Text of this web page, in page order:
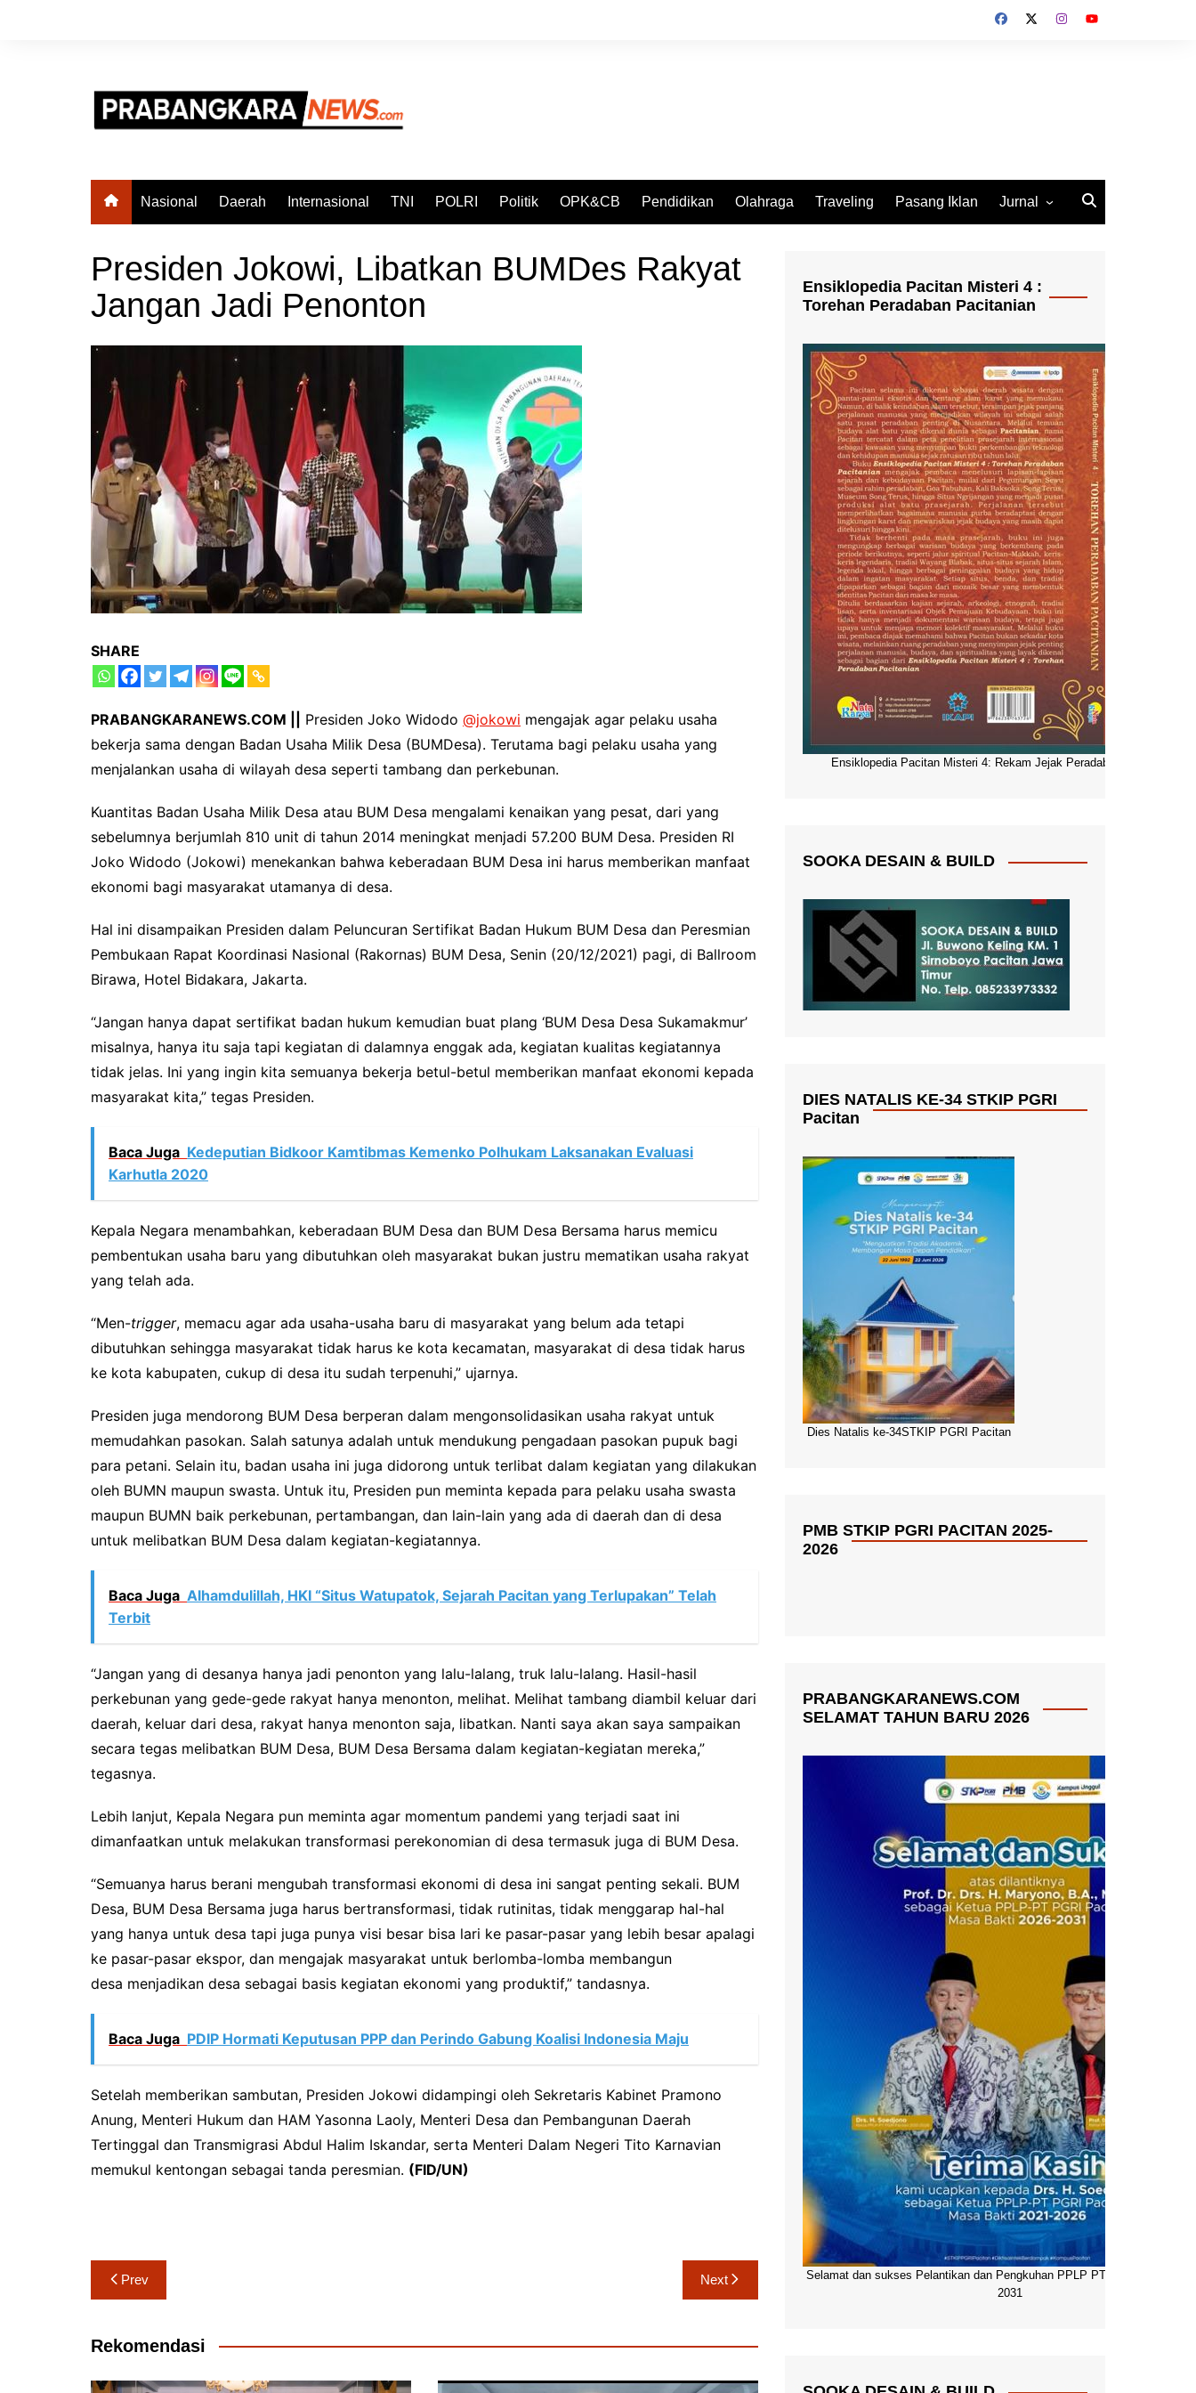
Nasional Daerah Internasional TNI POLRI Politik OPK&CB Pendidikan Olahraga Traveling Pasang Iklan Jurnal
Presiden Jokowi, Libatkan BUMDes Rakyat
Jangan Jadi Penonton
SHARE
PRABANGKARANEWS.COM || Presiden Joko Widodo @jokowi mengajak agar pelaku usaha
bekerja sama dengan Badan Usaha Milik Desa (BUMDesa). Terutama bagi pelaku usaha yang
menjalankan usaha di wilayah desa seperti tambang dan perkebunan.
Kuantitas Badan Usaha Milik Desa atau BUM Desa mengalami kenaikan yang pesat, dari yang
sebelumnya berjumlah 810 unit di tahun 2014 meningkat menjadi 57.200 BUM Desa. Presiden RI
Joko Widodo (Jokowi) menekankan bahwa keberadaan BUM Desa ini harus memberikan manfaat
ekonomi bagi masyarakat utamanya di desa.
Hal ini disampaikan Presiden dalam Peluncuran Sertifikat Badan Hukum BUM Desa dan Peresmian
Pembukaan Rapat Koordinasi Nasional (Rakornas) BUM Desa, Senin (20/12/2021) pagi, di Ballroom
Birawa, Hotel Bidakara, Jakarta.
“Jangan hanya dapat sertifikat badan hukum kemudian buat plang ‘BUM Desa Desa Sukamakmur’
misalnya, hanya itu saja tapi kegiatan di dalamnya enggak ada, kegiatan kualitas kegiatannya
tidak jelas. Ini yang ingin kita semuanya bekerja betul-betul memberikan manfaat ekonomi kepada
masyarakat kita,” tegas Presiden.
Baca Juga Kedeputian Bidkoor Kamtibmas Kemenko Polhukam Laksanakan Evaluasi
Karhutla 2020
Kepala Negara menambahkan, keberadaan BUM Desa dan BUM Desa Bersama harus memicu
pembentukan usaha baru yang dibutuhkan oleh masyarakat bukan justru mematikan usaha rakyat
yang telah ada.
“Men-trigger, memacu agar ada usaha-usaha baru di masyarakat yang belum ada tetapi
dibutuhkan sehingga masyarakat tidak harus ke kota kecamatan, masyarakat di desa tidak harus
ke kota kabupaten, cukup di desa itu sudah terpenuhi,” ujarnya.
Presiden juga mendorong BUM Desa berperan dalam mengonsolidasikan usaha rakyat untuk
memudahkan pasokan. Salah satunya adalah untuk mendukung pengadaan pasokan pupuk bagi
para petani. Selain itu, badan usaha ini juga didorong untuk terlibat dalam kegiatan yang dilakukan
oleh BUMN maupun swasta. Untuk itu, Presiden pun meminta kepada para pelaku usaha swasta
maupun BUMN baik perkebunan, pertambangan, dan lain-lain yang ada di daerah dan di desa
untuk melibatkan BUM Desa dalam kegiatan-kegiatannya.
Baca Juga Alhamdulillah, HKI “Situs Watupatok, Sejarah Pacitan yang Terlupakan” Telah
Terbit
“Jangan yang di desanya hanya jadi penonton yang lalu-lalang, truk lalu-lalang. Hasil-hasil
perkebunan yang gede-gede rakyat hanya menonton, melihat. Melihat tambang diambil keluar dari
daerah, keluar dari desa, rakyat hanya menonton saja, libatkan. Nanti saya akan saya sampaikan
secara tegas melibatkan BUM Desa, BUM Desa Bersama dalam kegiatan-kegiatan mereka,”
tegasnya.
Lebih lanjut, Kepala Negara pun meminta agar momentum pandemi yang terjadi saat ini
dimanfaatkan untuk melakukan transformasi perekonomian di desa termasuk juga di BUM Desa.
“Semuanya harus berani mengubah transformasi ekonomi di desa ini sangat penting sekali. BUM
Desa, BUM Desa Bersama juga harus bertransformasi, tidak rutinitas, tidak menggarap hal-hal
yang hanya untuk desa tapi juga punya visi besar bisa lari ke pasar-pasar yang lebih besar apalagi
ke pasar-pasar ekspor, dan mengajak masyarakat untuk berlomba-lomba membangun
desa menjadikan desa sebagai basis kegiatan ekonomi yang produktif,” tandasnya.
Baca Juga PDIP Hormati Keputusan PPP dan Perindo Gabung Koalisi Indonesia Maju
Setelah memberikan sambutan, Presiden Jokowi didampingi oleh Sekretaris Kabinet Pramono
Anung, Menteri Hukum dan HAM Yasonna Laoly, Menteri Desa dan Pembangunan Daerah
Tertinggal dan Transmigrasi Abdul Halim Iskandar, serta Menteri Dalam Negeri Tito Karnavian
memukul kentongan sebagai tanda peresmian. (FID/UN)
Navigasi
pos
Prev Next
Rekomendasi
Ensiklopedia Pacitan Misteri 4 :
Torehan Peradaban Pacitanian
Ensiklopedia Pacitan Misteri 4: Rekam Jejak Peradaban Dunia
SOOKA DESAIN & BUILD
DIES NATALIS KE-34 STKIP PGRI
Pacitan
Dies Natalis ke-34STKIP PGRI Pacitan
PMB STKIP PGRI PACITAN 2025-
2026
PRABANGKARANEWS.COM
SELAMAT TAHUN BARU 2026
Selamat dan sukses Pelantikan dan Pengkuhan PPLP PT PGRI Pacitan
2031